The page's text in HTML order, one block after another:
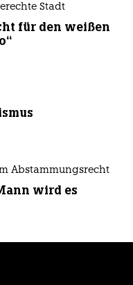
Stadt
für den weißen
Abstammungsrecht
wird es